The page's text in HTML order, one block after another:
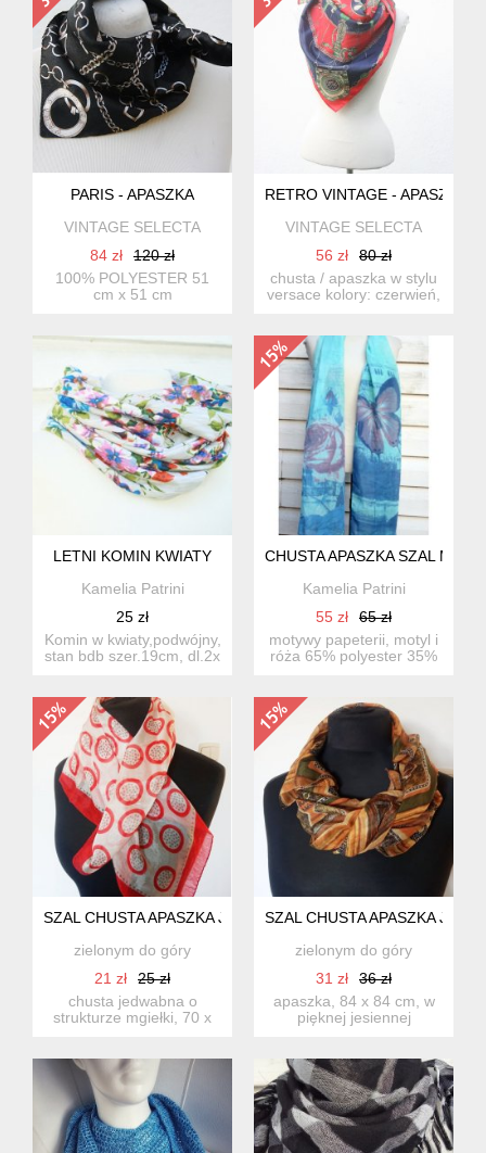
PARIS - APASZKA
VINTAGE SELECTA
84 zł
120 zł
100% POLYESTER 51
cm x 51 cm
RETRO VINTAGE - APASZKA
VINTAGE SELECTA
56 zł
80 zł
chusta / apaszka w stylu
versace kolory: czerwień,
LETNI KOMIN KWIATY
Kamelia Patrini
25 zł
Komin w kwiaty,podwójny,
stan bdb szer.19cm, dl.2x
CHUSTA APASZKA SZAL
Kamelia Patrini
55 zł
65 zł
motywy papeterii, motyl i
róża 65% polyester 35%
SZAL CHUSTA APASZKA JEDWAB
zielonym do góry
21 zł
25 zł
chusta jedwabna o
strukturze mgiełki, 70 x
SZAL CHUSTA APASZKA
zielonym do góry
31 zł
36 zł
apaszka, 84 x 84 cm, w
pięknej jesiennej